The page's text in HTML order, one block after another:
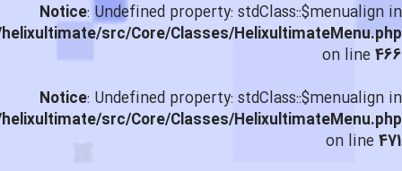
Notice: Undefined property: stdClass::$menualign in
src/Core/Classes/HelixultimateMenu.php
on line466
Notice: Undefined property: stdClass::$menualign in
src/Core/Classes/HelixultimateMenu.php
on line471